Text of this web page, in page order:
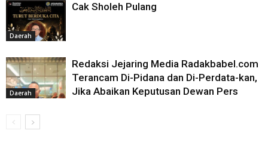
Daerah
Cak Sholeh Pulang
Daerah
Redaksi Jejaring Media Radakbabel.com
Terancam Di-Pidana dan Di-Perdata-kan,
Jika Abaikan Keputusan Dewan Pers